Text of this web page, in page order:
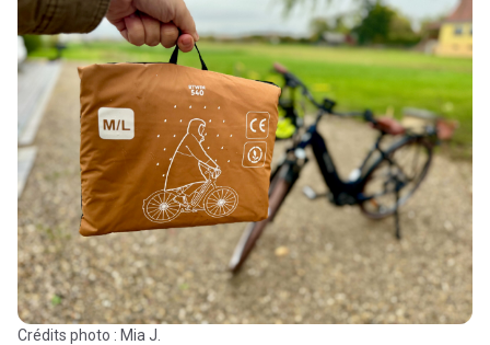
Crédits photo : Mia J.